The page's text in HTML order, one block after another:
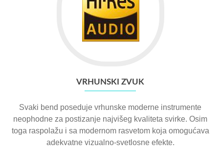
VRHUNSKI ZVUK
Svaki bend poseduje vrhunske moderne instrumente
neophodne za postizanje najvišeg kvaliteta svirke. Osim
toga raspolažu i sa modernom rasvetom koja omogućava
adekvatne vizualno-svetlosne efekte.